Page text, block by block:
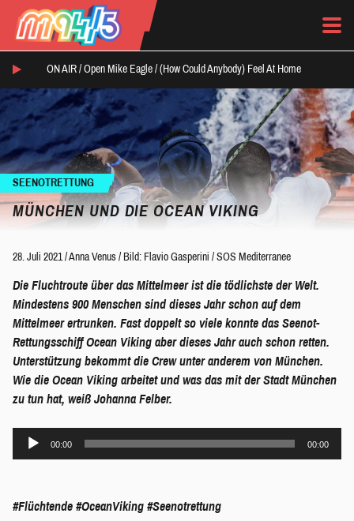
ON AIR / Open Mike Eagle / (How Could Anybody) Feel At Home
SEENOTRETTUNG
MÜNCHEN UND DIE OCEAN VIKING
28. Juli 2021 /Anna Venus / Bild: Flavio Gasperini / SOS Mediterranee
Die Fluchtroute über das Mittelmeer ist die tödlichste der Welt.
Mindestens 900 Menschen sind dieses Jahr schon auf dem
Mittelmeer ertrunken. Fast doppelt so viele konnte das Seenot-
Rettungsschiff Ocean Viking aber dieses Jahr auch schon retten.
Unterstützung bekommt die Crew unter anderem von München.
Wie die Ocean Viking arbeitet und was das mit der Stadt München
zu tun hat, weiß Johanna Felber.
Audio-
00:00 00:00
#Flüchtende #OceanViking #Seenotrettung